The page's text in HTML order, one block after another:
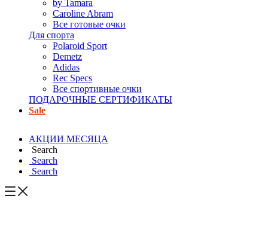
by Tamara
Caroline Abram
Все готовые очки
Для спорта
Polaroid Sport
Demetz
Adidas
Rec Specs
Все спортивные очки
ПОДАРОЧНЫЕ СЕРТИФИКАТЫ
Sale
АКЦИИ МЕСЯЦА
Search
Search
Search